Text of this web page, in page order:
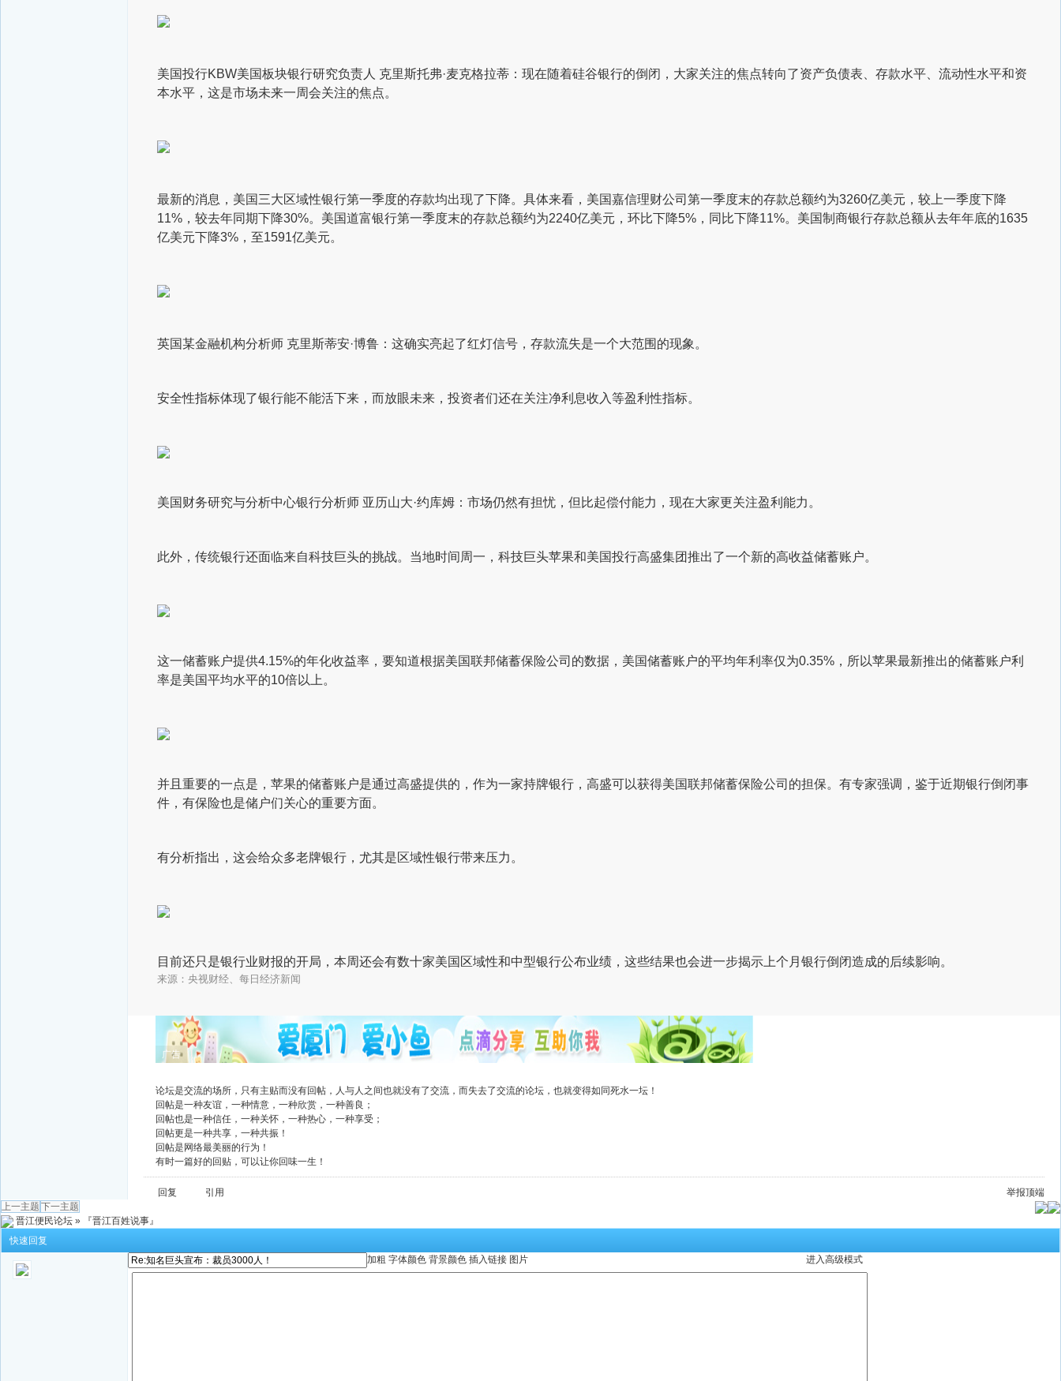
美国投行KBW美国板块银行研究负责人 克里斯托弗·麦克格拉蒂：现在随着硅谷银行的倒闭，大家关注的焦点转向了资产负债表、存款水平、流动性水平和资
本水平，这是市场未来一周会关注的焦点。
最新的消息，美国三大区域性银行第一季度的存款均出现了下降。具体来看，美国嘉信理财公司第一季度末的存款总额约为3260亿美元，较上一季度下降
11%，较去年同期下降30%。美国道富银行第一季度末的存款总额约为2240亿美元，环比下降5%，同比下降11%。美国制商银行存款总额从去年年底的1635
亿美元下降3%，至1591亿美元。
英国某金融机构分析师 克里斯蒂安·博鲁：这确实亮起了红灯信号，存款流失是一个大范围的现象。
安全性指标体现了银行能不能活下来，而放眼未来，投资者们还在关注净利息收入等盈利性指标。
美国财务研究与分析中心银行分析师 亚历山大·约库姆：市场仍然有担忧，但比起偿付能力，现在大家更关注盈利能力。
此外，传统银行还面临来自科技巨头的挑战。当地时间周一，科技巨头苹果和美国投行高盛集团推出了一个新的高收益储蓄账户。
这一储蓄账户提供4.15%的年化收益率，要知道根据美国联邦储蓄保险公司的数据，美国储蓄账户的平均年利率仅为0.35%，所以苹果最新推出的储蓄账户利
率是美国平均水平的10倍以上。
并且重要的一点是，苹果的储蓄账户是通过高盛提供的，作为一家持牌银行，高盛可以获得美国联邦储蓄保险公司的担保。有专家强调，鉴于近期银行倒闭事
件，有保险也是储户们关心的重要方面。
有分析指出，这会给众多老牌银行，尤其是区域性银行带来压力。
目前还只是银行业财报的开局，本周还会有数十家美国区域性和中型银行公布业绩，这些结果也会进一步揭示上个月银行倒闭造成的后续影响。
来源：央视财经、每日经济新闻
广告
论坛是交流的场所，只有主贴而没有回帖，人与人之间也就没有了交流，而失去了交流的论坛，也就变得如同死水一坛！
回帖是一种友谊，一种情意，一种欣赏，一种善良；
回帖也是一种信任，一种关怀，一种热心，一种享受；
回帖更是一种共享，一种共振！
回帖是网络最美丽的行为！
有时一篇好的回贴，可以让你回味一生！
回复 引用 举报顶端
上一主题 下一主题
晋江便民论坛 »
『晋江百姓说事』
快速回复
进入高级模式
加粗 字体颜色 背景颜色 插入链接 图片